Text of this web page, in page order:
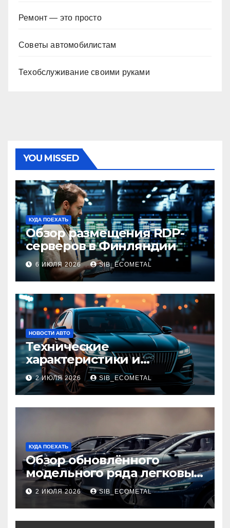
Ремонт — это просто
Советы автомобилистам
Техобслуживание своими руками
YOU MISSED
КУДА ПОЕХАТЬ
Обзор размещения RDP-
серверов в Финляндии
6 ИЮЛЯ 2026 SIB_ECOMETAL
НОВОСТИ АВТО
Технические
характеристики и
доступные комплектации
GAC Empow
2 ИЮЛЯ 2026 SIB_ECOMETAL
КУДА ПОЕХАТЬ
Обзор обновлённого
модельного ряда легковых
автомобилей 2026 года
2 ИЮЛЯ 2026 SIB_ECOMETAL